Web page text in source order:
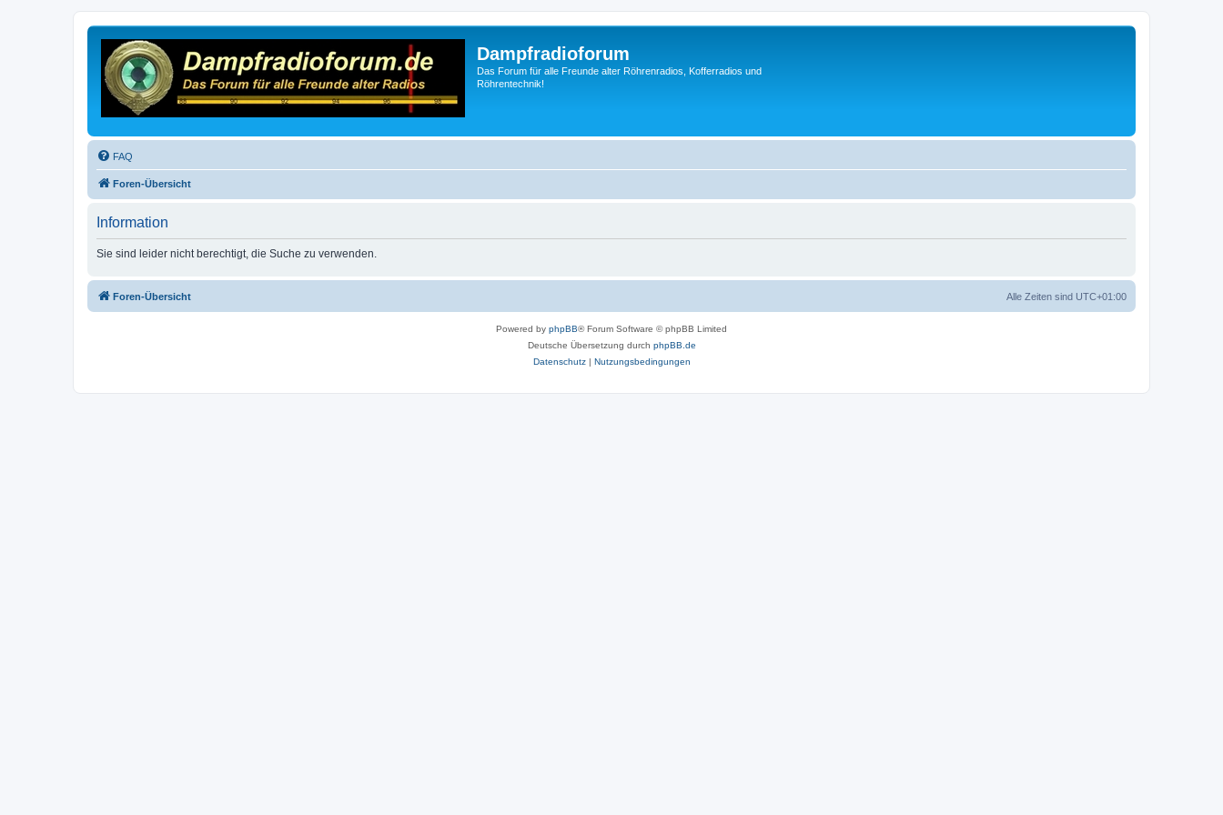
Dampfradioforum
Das Forum für alle Freunde alter Röhrenradios, Kofferradios und
Röhrentechnik!
FAQ
Foren-Übersicht
Information
Sie sind leider nicht berechtigt, die Suche zu verwenden.
Foren-Übersicht Alle Zeiten sind UTC+01:00
Powered by phpBB® Forum Software © phpBB Limited
Deutsche Übersetzung durch phpBB.de
Datenschutz| Nutzungsbedingungen